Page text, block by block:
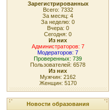
Зарегистрированных
Всего: 7332
За месяц: 4
За неделю: 0
Вчера: 0
Сегодня: 0
Из них
Администраторов: 7
Модераторов: 7
Проверенных: 739
Пользователей: 6578
Из них
Мужчин: 2162
Женщин: 5170
Новости образования